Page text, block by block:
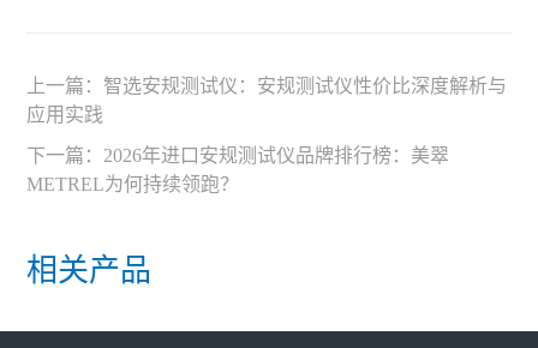
上一篇： 智选安规测试仪：安规测试仪性价比深度解析与
应用实践
下一篇： 2026年进口安规测试仪品牌排行榜：美翠
METREL为何持续领跑？
相关产品